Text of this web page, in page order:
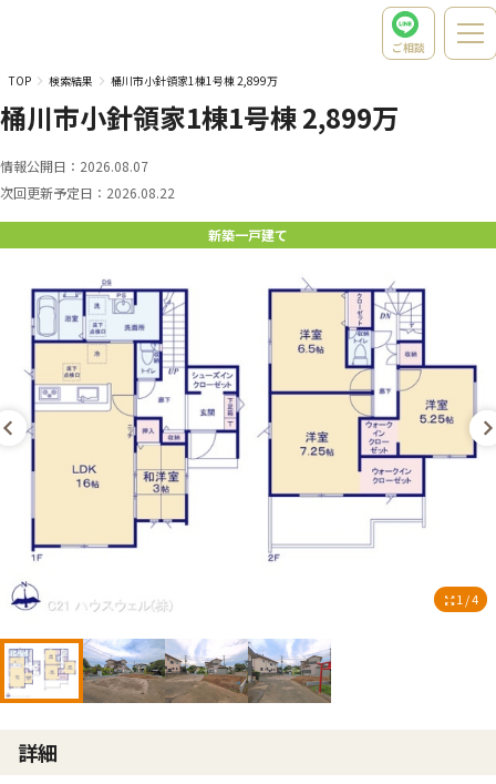
ご相談
TOP
検索結果 桶川市小針領家1棟1号棟 2,899万
桶川市小針領家1棟1号棟 2,899万
情報公開日： 2026.08.07
次回更新予定日： 2026.08.22
新築一戸建て
1 / 4
詳細